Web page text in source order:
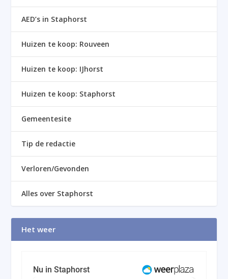
AED’s in Staphorst
Huizen te koop: Rouveen
Huizen te koop: IJhorst
Huizen te koop: Staphorst
Gemeentesite
Tip de redactie
Verloren/Gevonden
Alles over Staphorst
Het weer